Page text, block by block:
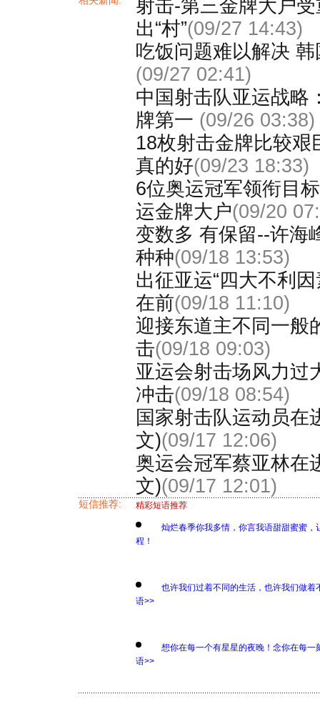
射击-第三金牌大户
出“村”(09/27 14:43)
吃饭问题难以解决
(09/27 02:41)
中国射击队亚运战略
牌第一 (09/26 03:38)
18枚射击金牌比较
真的好(09/23 18:33)
6位奥运冠军领衔目
运金牌大户(09/20
变数多 有保留--许海
种种(09/18 13:53)
出征亚运“四大不利
在前(09/18 11:10)
迎接东道主不同一般
击(09/18 09:03)
亚运会射击场风力过
冲击(09/18 08:54)
国家射击队运动员在
文)(09/17 12:06)
奥运会冠军蔡亚林在
文)(09/17 12:01)
短信推荐: 精彩短语推荐
灿烂春季你我多情，你言我语甜甜蜜蜜
程！
也许我们过着不同的生活，也许我们做
语>>
想你在每一个有星星的夜晚！念你在每
语>>